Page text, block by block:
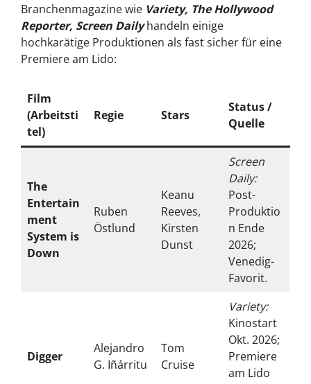
Branchenmagazine wie Variety, The Hollywood
Reporter, Screen Dailyhandeln einige
hochkarätige Produktionen als fast sicher für eine
Premiere am Lido:
Film
(Arbeitsti
tel)
Regie Stars
Status /
Quelle
The
Entertain
ment
System is
Down
Ruben
Östlund
Keanu
Reeves,
Kirsten
Dunst
Screen
Daily:
Post-
Produktio
n Ende
2026;
Venedig-
Favorit.
Digger
Alejandro
G. Iñárritu
Tom
Cruise
Variety:
Kinostart
Okt. 2026;
Premiere
am Lido